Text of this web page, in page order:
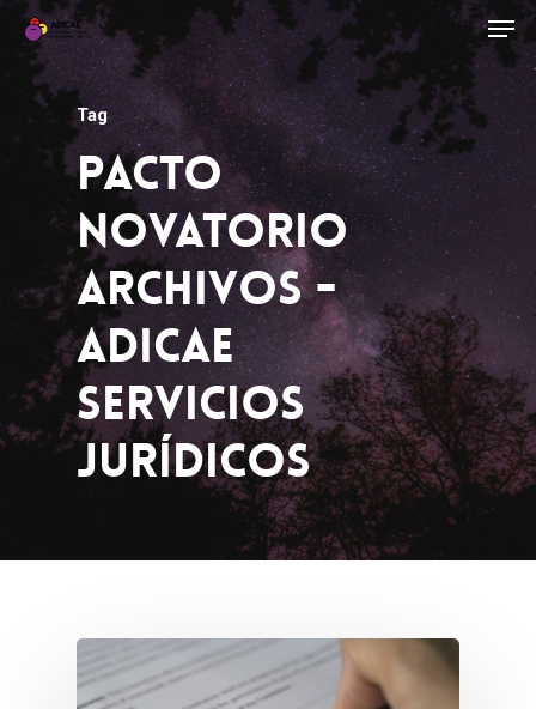
Tag
Pacto
Novatorio
Archivos -
ADICAE
Servicios
Jurídicos